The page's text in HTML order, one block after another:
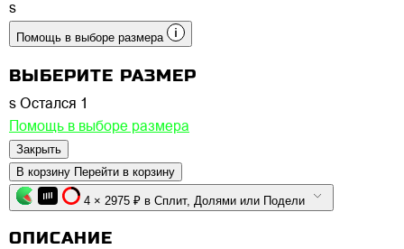
s
Помощь в выборе размера
ВЫБЕРИТЕ РАЗМЕР
s Остался 1
Помощь в выборе размера
Закрыть
В корзину Перейти в корзину
4 × 2975 ₽ в Сплит, Долями или Подели
ОПИСАНИЕ